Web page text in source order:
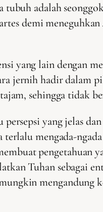
adalah
demi meneguhkan
yang lain dengan
jernih hadir dalam
sehingga tidak
yang jelas
terlalu mengada-
pengetahuan
Tuhan sebagai
mengandung